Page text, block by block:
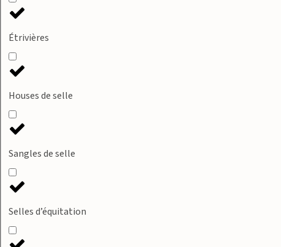
Étrivières
Houses de selle
Sangles de selle
Selles d’équitation